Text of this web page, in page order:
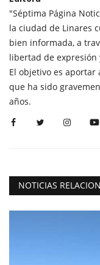
"Séptima Página
la ciudad de Linares
bien informada, a
libertad de expresión
El objetivo es
que ha sido
años.
NOTICIAS